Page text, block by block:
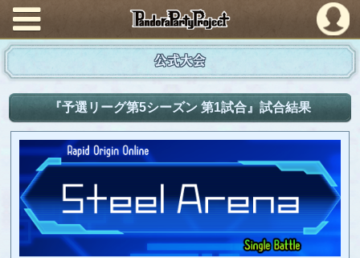
PandoraPartyProject
公式大会
『予選リーグ第5シーズン 第1試合』試合結果